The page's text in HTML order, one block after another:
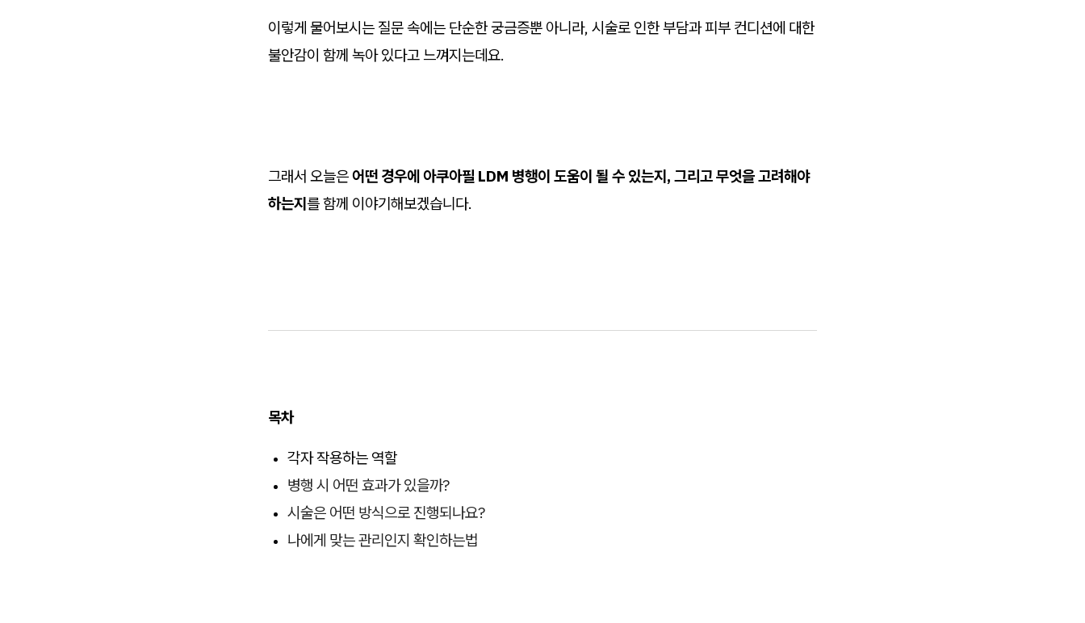
이렇게 물어보시는 질문 속에는 단순한 궁금증뿐 아니라, 시술로 인한 부담과 피부 컨디션에 대한
불안감이 함께 녹아 있다고 느껴지는데요.
그래서 오늘은어떤 경우에 아쿠아필 LDM 병행이 도움이 될 수 있는지, 그리고 무엇을 고려해야
하는지를 함께 이야기해보겠습니다.
목차
각자 작용하는 역할
병행 시 어떤 효과가 있을까?
시술은 어떤 방식으로 진행되나요?
나에게 맞는 관리인지 확인하는법